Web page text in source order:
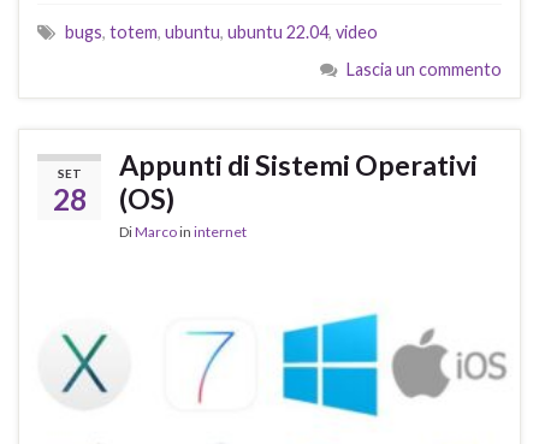
bugs, totem, ubuntu, ubuntu 22.04, video
Lascia un commento
SET
28
Appunti di Sistemi Operativi
(OS)
DiMarcoin internet